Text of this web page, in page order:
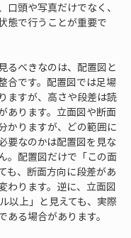
口頭や写真だけでなく、
態で行うことが重要で
るべきなのは、配置図と
合です。配置図では足場
ますが、高さや段差は読
あります。立面図や断面
かりますが、どの範囲に
要なのかは配置図を見な
。配置図だけで「この面
も、断面方向に段差があ
わります。逆に、立面図
以上」と見えても、実際
ある場合があります。